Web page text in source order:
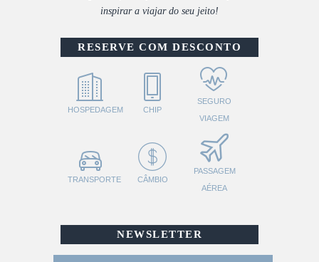
inspirar a viajar do seu jeito!
RESERVE COM DESCONTO
HOSPEDAGEM CHIP
SEGURO
VIAGEM
TRANSPORTE CÂMBIO
PASSAGEM
AÉREA
NEWSLETTER